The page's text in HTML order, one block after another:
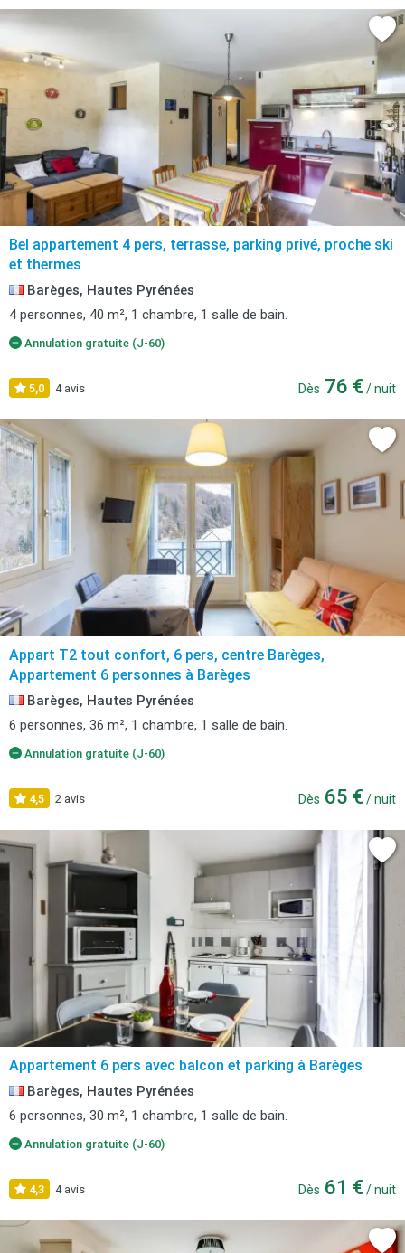
Bel appartement 4 pers, terrasse, parking privé, proche ski
et thermes
Barèges, Hautes Pyrénées
4 personnes, 40 m², 1 chambre, 1 salle de bain.
Annulation gratuite (J-60)
5,0 4 avis Dès 76 € / nuit
Appart T2 tout confort, 6 pers, centre Barèges,
Appartement 6 personnes à Barèges
Barèges, Hautes Pyrénées
6 personnes, 36 m², 1 chambre, 1 salle de bain.
Annulation gratuite (J-60)
4,5 2 avis Dès 65 € / nuit
Appartement 6 pers avec balcon et parking à Barèges
Barèges, Hautes Pyrénées
6 personnes, 30 m², 1 chambre, 1 salle de bain.
Annulation gratuite (J-60)
4,3 4 avis Dès 61 € / nuit